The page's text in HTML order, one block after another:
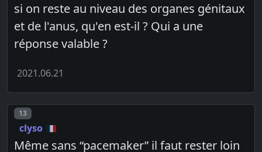
si on reste au niveau des organes génitaux
et de l'anus, qu'en est-il ? Qui a une
réponse valable ?
2021.06.21
Post number
13
clyso
Même sans “pacemaker” il faut rester loin